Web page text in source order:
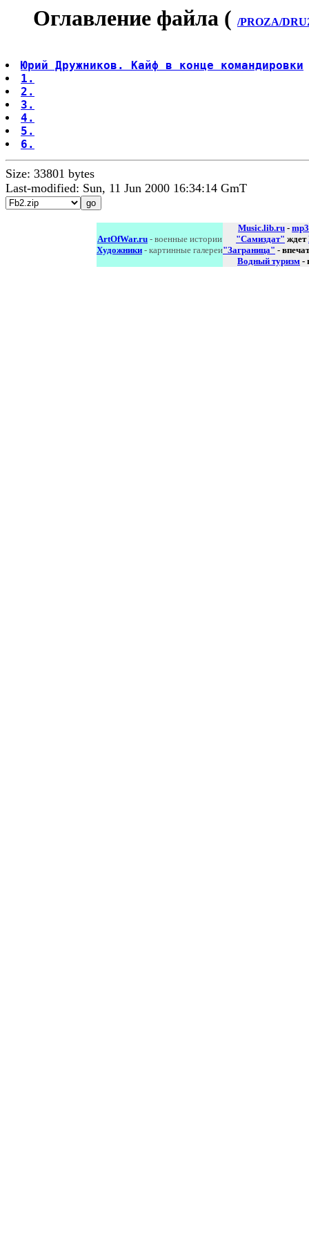
Оглавление файла ( /PROZA/
Юрий Дружников. Кайф в конце командировки
1.
2.
3.
4.
5.
6.
Size: 33801 bytes
Last-modified: Sun, 11 Jun 2000 16:34:14 GmT
ArtOfWar.ru - военные истории
Художники - картинные галереи
Music.lib.ru - mp3
"Самиздат" ждет
"Заграница" -
Водный туризм -